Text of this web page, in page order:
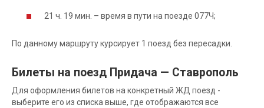
21 ч. 19 мин. – время в пути на поезде 077Ч;
По данному маршруту курсирует 1 поезд без пересадки.
Билеты на поезд Придача — Ставрополь
Для оформления билетов на конкретный ЖД поезд -
выберите его из списка выше, где отображаются все